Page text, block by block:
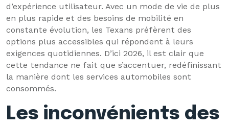
d’expérience utilisateur. Avec un mode de vie de plus
en plus rapide et des besoins de mobilité en
constante évolution, les Texans préfèrent des
options plus accessibles qui répondent à leurs
exigences quotidiennes. D’ici 2026, il est clair que
cette tendance ne fait que s’accentuer, redéfinissant
la manière dont les services automobiles sont
consommés.
Les inconvénients des